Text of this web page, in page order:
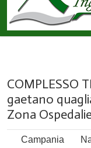
COMPLESSO
gaetano
Zona
Campania